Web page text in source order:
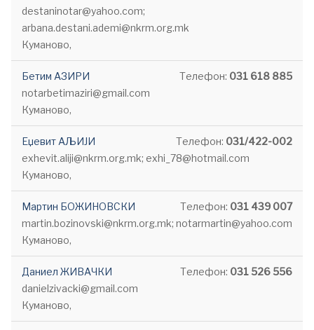
destaninotar@yahoo.com;
arbana.destani.ademi@nkrm.org.mk
Куманово,
Телефон: 031 618 885
Бетим АЗИРИ
notarbetimaziri@gmail.com
Куманово,
Телефон: 031/422-002
Еџевит АЉИЈИ
exhevit.aliji@nkrm.org.mk; exhi_78@hotmail.com
Куманово,
Телефон: 031 439 007
Мартин БОЖИНОВСКИ
martin.bozinovski@nkrm.org.mk; notarmartin@yahoo.com
Куманово,
Телефон: 031 526 556
Даниел ЖИВАЧКИ
danielzivacki@gmail.com
Куманово,